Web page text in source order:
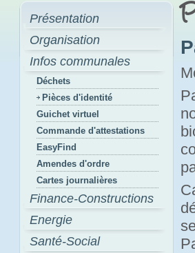
Présentation
Organisation
Infos communales
Déchets
Pièces d'identité
Guichet virtuel
Commande d'attestations
EasyFind
Amendes d'ordre
Cartes journalières
Finance-Constructions
Energie
Santé-Social